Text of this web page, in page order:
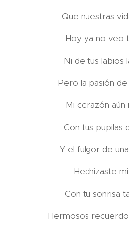
Que nuestras
Hoy ya no veo
Ni de tus labios
Pero la pasión de
Mi corazón aún
Con tus pupilas
Y el fulgor de
Hechizaste
Con tu sonrisa
Hermosos